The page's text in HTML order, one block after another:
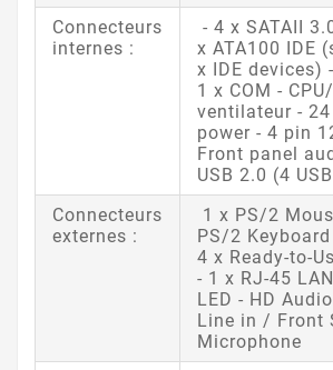
Connecteurs
internes :
- 4 x SATAII
x ATA100 IDE
x IDE devices)
1 x COM -
ventilateur -
power - 4 pin
Front panel
USB 2.0 (4
Connecteurs
externes :
1 x PS/2
PS/2 Keyboard
4 x Ready-to-
- 1 x RJ-45
LED - HD
Line in / Front
Microphone